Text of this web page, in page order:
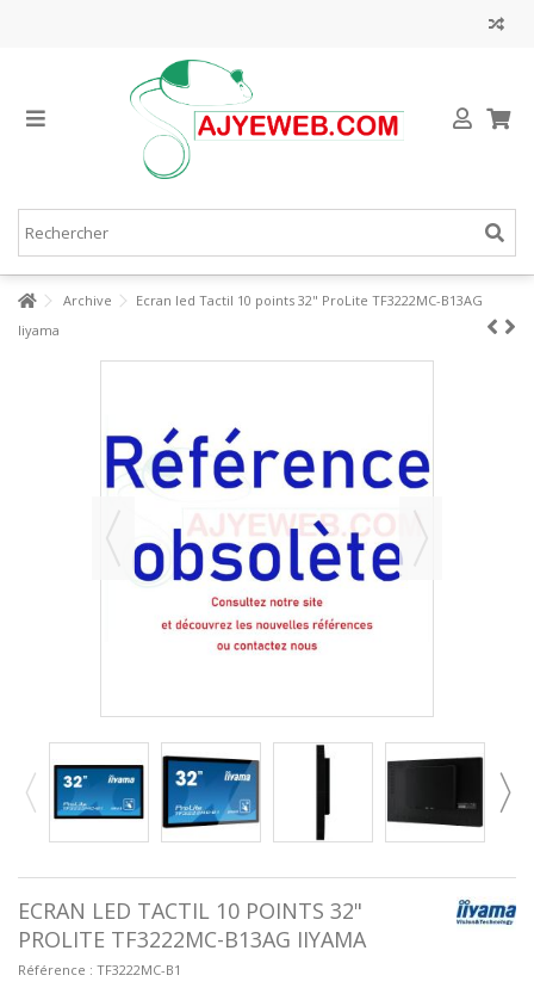
Archive
Ecran led Tactil 10 points 32" ProLite TF3222MC-B13AG
Iiyama
ECRAN LED TACTIL 10 POINTS 32"
PROLITE TF3222MC-B13AG IIYAMA
Référence : TF3222MC-B1